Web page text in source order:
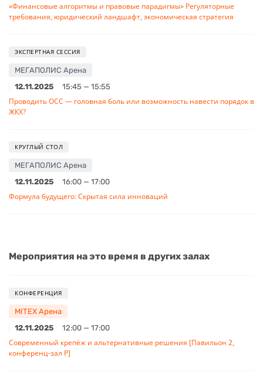
«Финансовые алгоритмы и правовые парадигмы» Регуляторные
требования, юридический ландшафт, экономическая стратегия
ЭКСПЕРТНАЯ СЕССИЯ
МЕГАПОЛИС Арена
12.11.2025
15:45 — 15:55
Проводить ОСС — головная боль или возможность навести порядок в
ЖКХ?
КРУГЛЫЙ СТОЛ
МЕГАПОЛИС Арена
12.11.2025
16:00 — 17:00
Формула будущего: Скрытая сила инноваций
Мероприятия на это время в других залах
КОНФЕРЕНЦИЯ
MITEX Арена
12.11.2025
12:00 — 17:00
Современный крепёж и альтернативные решения [Павильон 2,
конференц-зал Р]